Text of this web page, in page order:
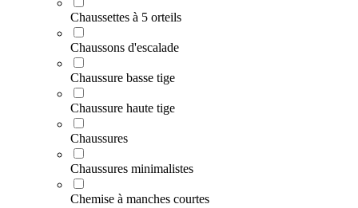
Chaussettes à 5 orteils
Chaussons d'escalade
Chaussure basse tige
Chaussure haute tige
Chaussures
Chaussures minimalistes
Chemise à manches courtes